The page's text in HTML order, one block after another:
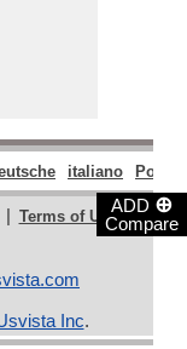
ADD ⊕
Compare
italiano
| Terms of Use |
Inc.